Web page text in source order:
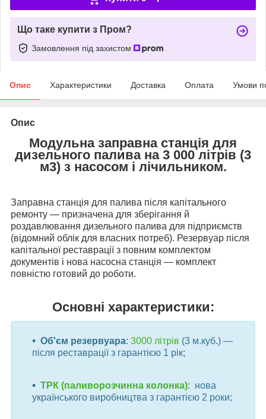
Що таке купити з Пром?
Замовлення під захистом
Опис Характеристики Доставка Оплата Умови
Опис
Модульна заправна станція для
дизельного палива на 3 000 літрів (3
м3) з насосом і лічильником.
Заправна станція для палива після капітального
ремонту — призначена для зберігання й
роздавлювання дизельного палива для підприємств
(відомний облік для власних потреб). Резервуар після
капітальної реставрації з повним комплектом
документів і нова насосна станція — комплект
повністю готовий до роботи.
Основні характеристики:
Об'єм резервуара: 3000 літрів (3 м.куб.) —
після реставрації з гарантією 1 рік;
ТРК (паливорозчинна колонка): нова
українського виробництва з гарантією 2 роки;